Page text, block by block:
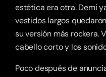
estética era otra. Demi
vestidos largos
su versión más rockera.
cabello corto y los
Poco después de